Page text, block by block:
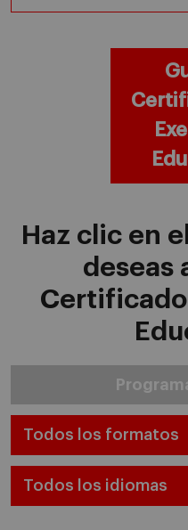
Haz clic en
deseas